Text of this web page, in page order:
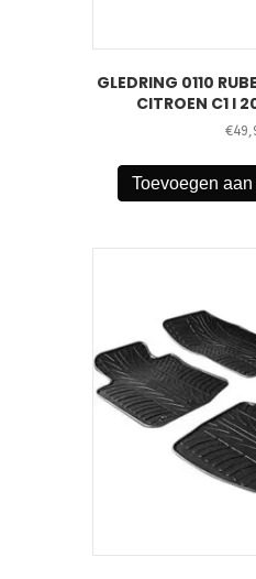
GLEDRING 0110
CITROEN C1 I
€
Toevoegen